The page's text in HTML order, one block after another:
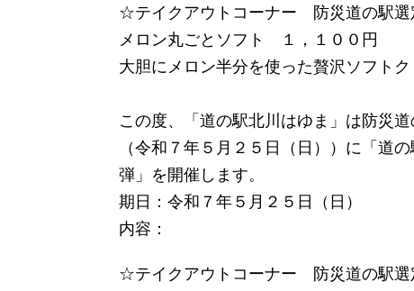
☆テイクアウトコーナー 防災道の駅選
メロン丸ごとソフト １，１００円
大胆にメロン半分を使った贅沢ソフト
この度、「道の駅北川はゆま」は防災
（令和７年５月２５日（日））に「道
弾」を開催します。
期日：令和７年５月２５日（日）
内容：
☆テイクアウトコーナー 防災道の駅選